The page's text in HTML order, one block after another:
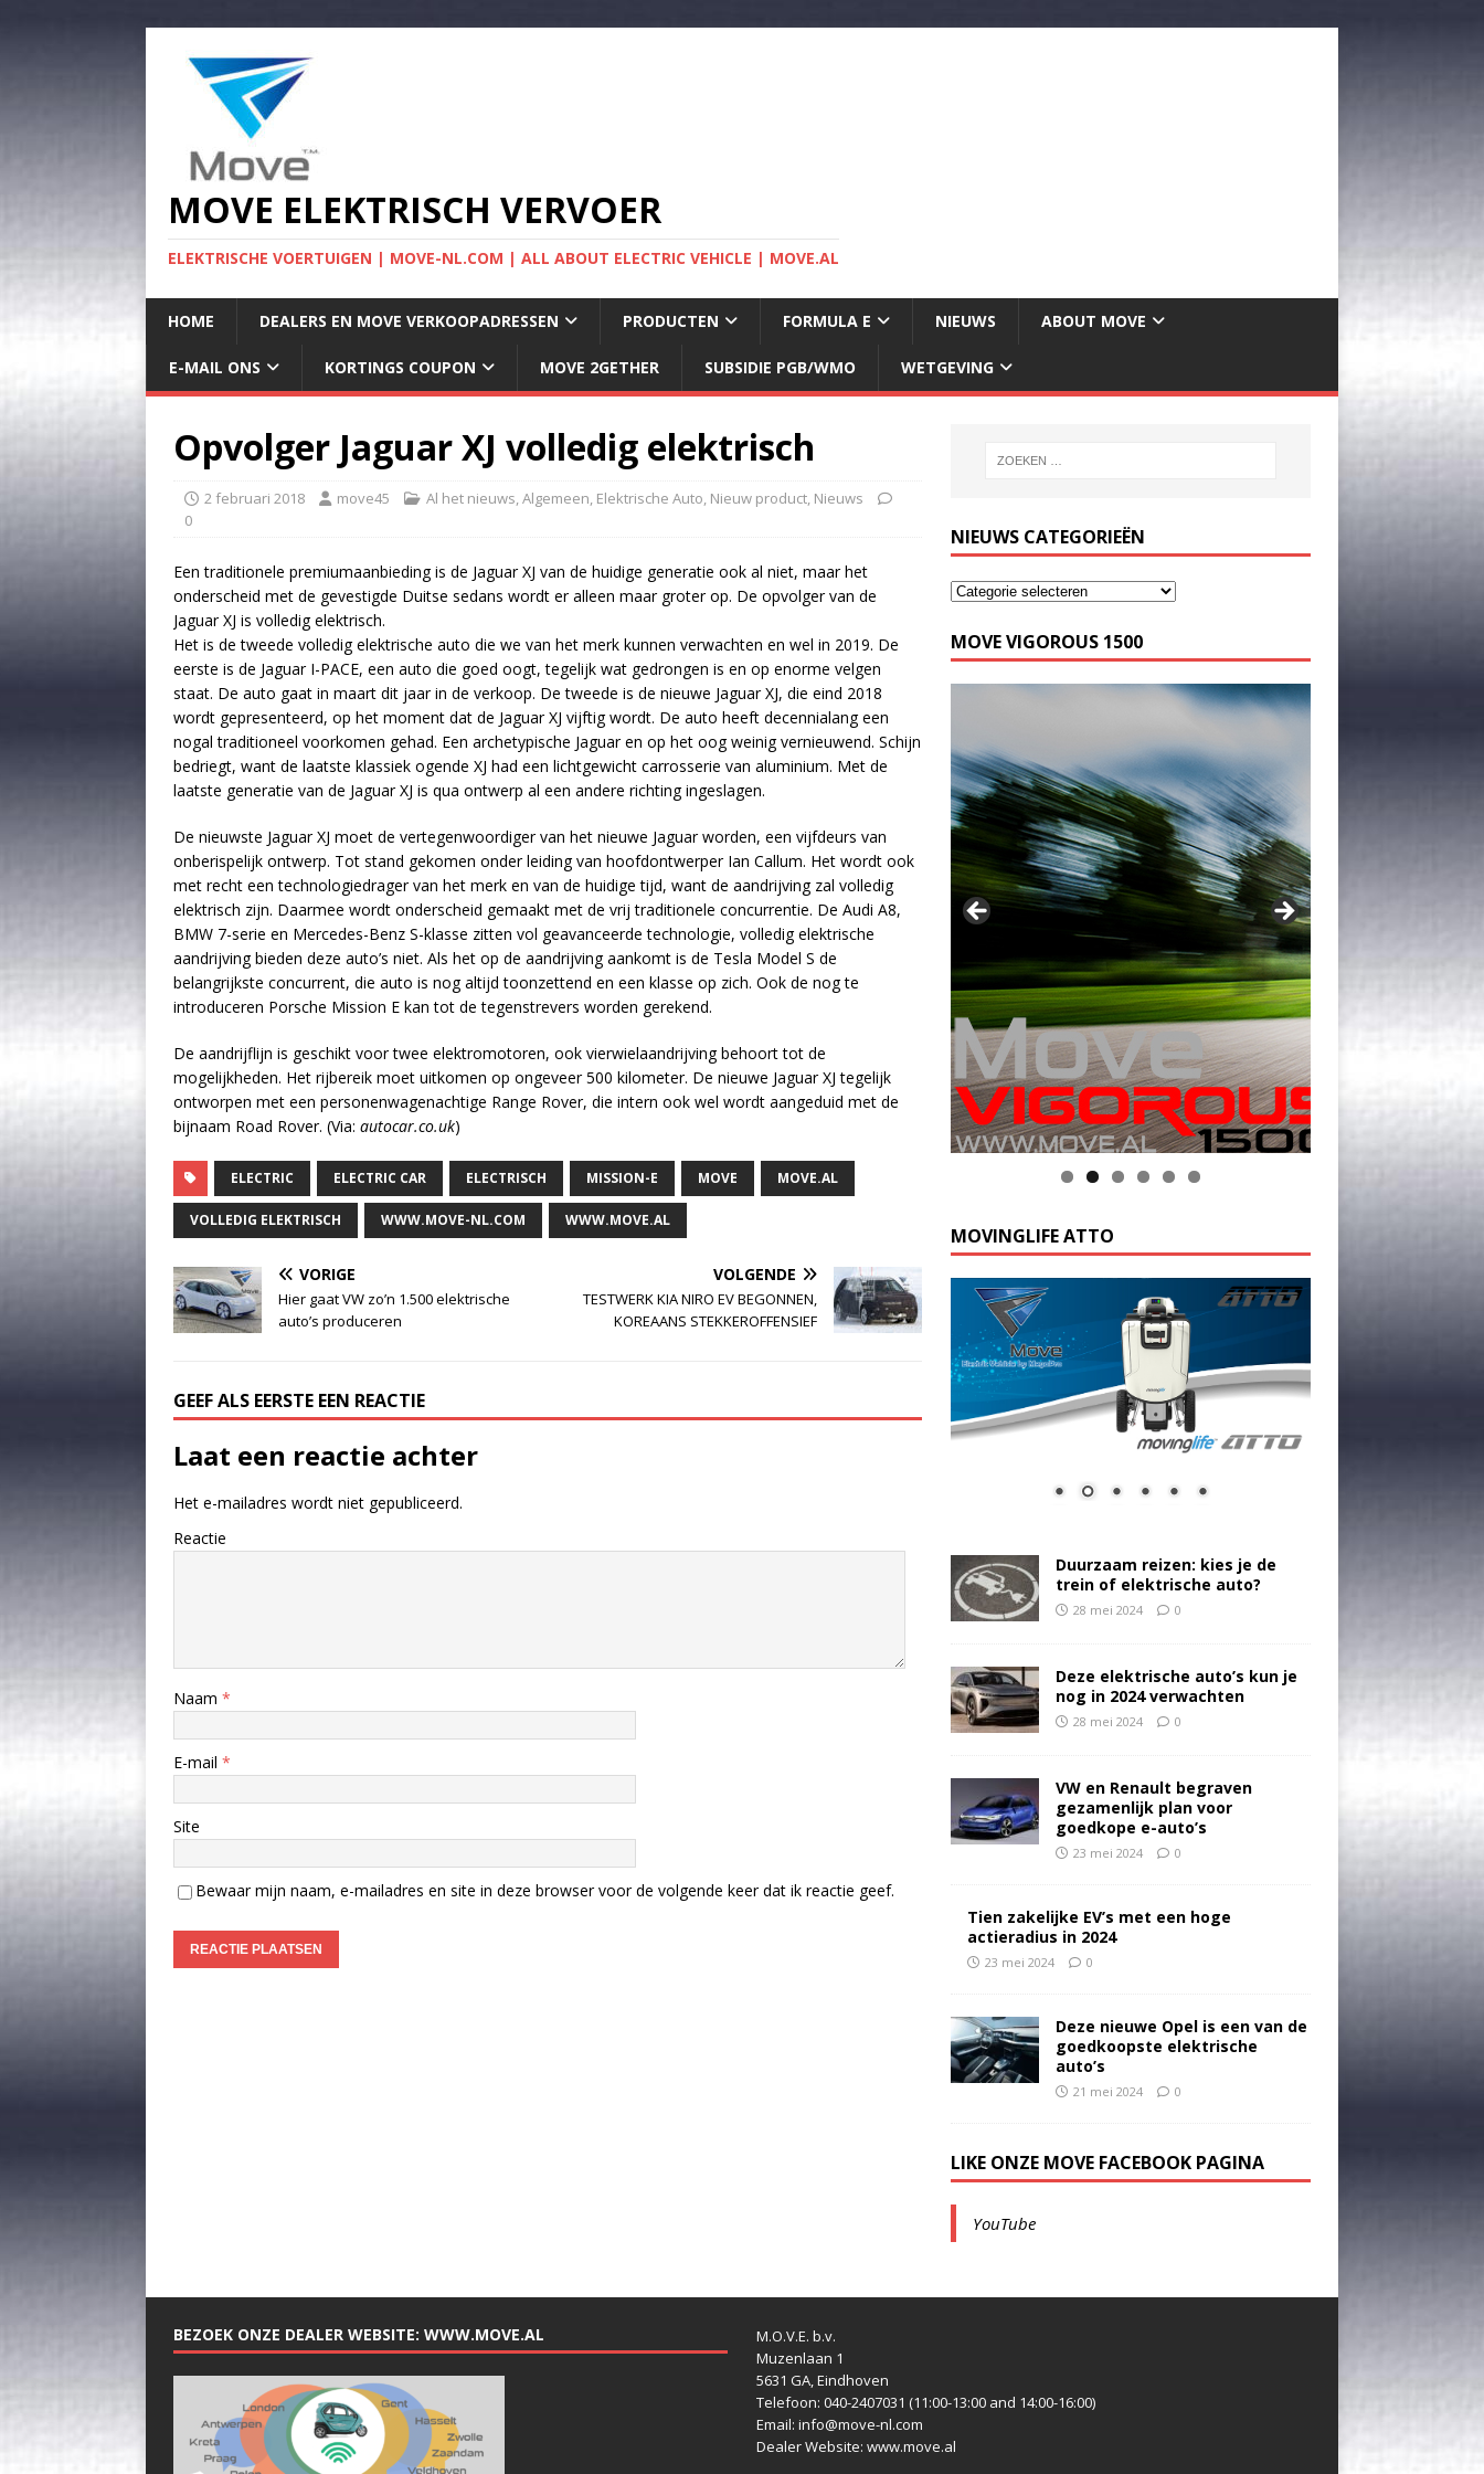
MOVE ELEKTRISCH VERVOER
ELEKTRISCHE VOERTUIGEN | MOVE-NL.COM | ALL ABOUT ELECTRIC VEHICLE | MOVE.AL
HOME DEALERS EN MOVE VERKOOPADRESSEN PRODUCTEN FORMULA E NIEUWS ABOUT MOVE
E-MAIL ONS KORTINGS COUPON MOVE 2GETHER SUBSIDIE PGB/WMO WETGEVING
Opvolger Jaguar XJ volledig elektrisch
2 februari 2018 move45 Al het nieuws,Algemeen, Elektrische Auto, Nieuw product, Nieuws
0
Een traditionele premiumaanbieding is de Jaguar XJ van de huidige generatie ook al niet, maar het
onderscheid met de gevestigde Duitse sedans wordt er alleen maar groter op. De opvolger van de
Jaguar XJ is volledig elektrisch.
Het is de tweede volledig elektrische auto die we van het merk kunnen verwachten en wel in 2019. De
eerste is de Jaguar I-PACE, een auto die goed oogt, tegelijk wat gedrongen is en op enorme velgen
staat. De auto gaat in maart dit jaar in de verkoop. De tweede is de nieuwe Jaguar XJ, die eind 2018
wordt gepresenteerd, op het moment dat de Jaguar XJ vijftig wordt. De auto heeft decennialang een
nogal traditioneel voorkomen gehad. Een archetypische Jaguar en op het oog weinig vernieuwend. Schijn
bedriegt, want de laatste klassiek ogende XJ had een lichtgewicht carrosserie van aluminium. Met de
laatste generatie van de Jaguar XJ is qua ontwerp al een andere richting ingeslagen.
De nieuwste Jaguar XJ moet de vertegenwoordiger van het nieuwe Jaguar worden, een vijfdeurs van
onberispelijk ontwerp. Tot stand gekomen onder leiding van hoofdontwerper Ian Callum. Het wordt ook
met recht een technologiedrager van het merk en van de huidige tijd, want de aandrijving zal volledig
elektrisch zijn. Daarmee wordt onderscheid gemaakt met de vrij traditionele concurrentie. De Audi A8,
BMW 7-serie en Mercedes-Benz S-klasse zitten vol geavanceerde technologie, volledig elektrische
aandrijving bieden deze auto’s niet. Als het op de aandrijving aankomt is de Tesla Model S de
belangrijkste concurrent, die auto is nog altijd toonzettend en een klasse op zich. Ook de nog te
introduceren Porsche Mission E kan tot de tegenstrevers worden gerekend.
De aandrijflijn is geschikt voor twee elektromotoren, ook vierwielaandrijving behoort tot de
mogelijkheden. Het rijbereik moet uitkomen op ongeveer 500 kilometer. De nieuwe Jaguar XJ tegelijk
ontworpen met een personenwagenachtige Range Rover, die intern ook wel wordt aangeduid met de
bijnaam Road Rover. (Via: autocar.co.uk)
ELECTRIC ELECTRIC CAR ELECTRISCH MISSION-E MOVE MOVE.AL
VOLLEDIG ELEKTRISCH WWW.MOVE-NL.COM WWW.MOVE.AL
VORIGE
Hier gaat VW zo’n 1.500 elektrische
auto’s produceren
VOLGENDE
TESTWERK KIA NIRO EV BEGONNEN,
KOREAANS STEKKEROFFENSIEF
GEEF ALS EERSTE EEN REACTIE
Laat een reactie achter
Het e-mailadres wordt niet gepubliceerd.
Reactie
Naam *
E-mail *
Site
Bewaar mijn naam, e-mailadres en site in deze browser voor de volgende keer dat ik reactie geef.
NIEUWS CATEGORIEËN
MOVE VIGOROUS 1500
MOVINGLIFE ATTO
Duurzaam reizen: kies je de
trein of elektrische auto?
28 mei 2024 0
Deze elektrische auto’s kun je
nog in 2024 verwachten
28 mei 2024 0
VW en Renault begraven
gezamenlijk plan voor
goedkope e-auto’s
23 mei 2024 0
Tien zakelijke EV’s met een hoge
actieradius in 2024
23 mei 2024 0
Deze nieuwe Opel is een van de
goedkoopste elektrische
auto’s
21 mei 2024 0
LIKE ONZE MOVE FACEBOOK PAGINA
YouTube
BEZOEK ONZE DEALER WEBSITE: WWW.MOVE.AL
M.O.V.E. b.v.
Muzenlaan 1
5631 GA, Eindhoven
Telefoon: 040-2407031 (11:00-13:00 and 14:00-16:00)
Email: info@move-nl.com
Dealer Website: www.move.al